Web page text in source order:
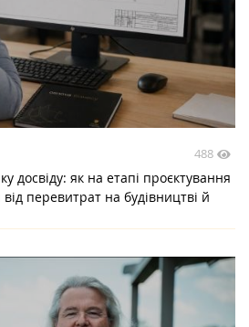
488
досвіду: як на етапі проєктування
перевитрат на будівництві й